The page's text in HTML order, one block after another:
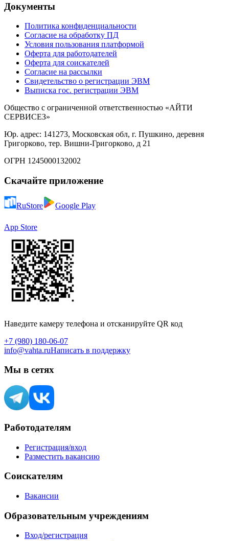
Документы
Политика конфиденциальности
Согласие на обработку ПД
Условия пользования платформой
Оферта для работодателей
Оферта для соискателей
Согласие на рассылки
Свидетельство о регистрации ЭВМ
Выписка гос. регистрации ЭВМ
Общество с ограниченной ответственностью «АЙТИ
СЕРВИСЕЗ»
Юр. адрес: 141273, Московская обл, г. Пушкино, деревня
Григорково, тер. Вишни-Григорково, д 21
ОГРН 1245000132002
Скачайте приложение
RuStore Google Play
App Store
Наведите камеру телефона и отсканируйте QR код
+7 (980) 180-06-07
info@vahta.ruНаписать в поддержку
Мы в сетях
Работодателям
Регистрация/вход
Разместить вакансию
Соискателям
Вакансии
Образовательным учреждениям
Вход/регистрация